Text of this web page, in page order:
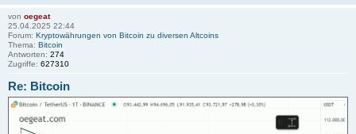
von oegeat
25.04.2025 22:44
Forum: Kryptowährungen von Bitcoin zu diversen Altcoins
Thema: Bitcoin
Antworten: 274
Zugriffe: 627310
Re: Bitcoin